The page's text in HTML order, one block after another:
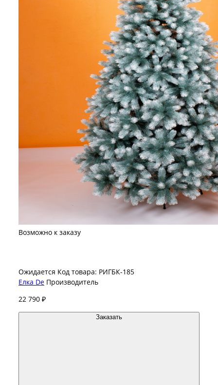
Возможно к заказу
Ожидается Код товара: РИГБК-185
Елка De Производитель
22 790 ₽
Заказать